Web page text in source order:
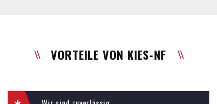
VORTEILE VON KIES-NF